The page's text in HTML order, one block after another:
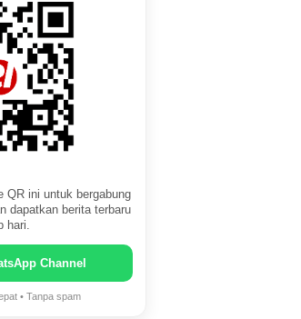
QR ini untuk bergabung
dapatkan berita terbaru
hari.
Channel
• Tanpa spam